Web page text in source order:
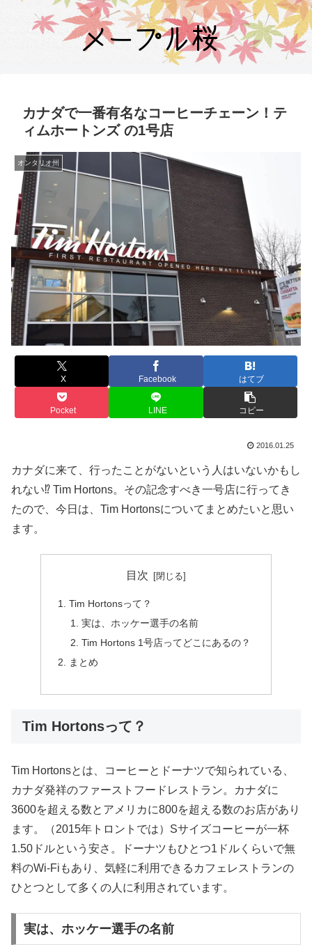
カナダで一番有名なコーヒーチェーン！テ
ィムホートンズ の1号店
オンタリオ州
X Facebook はてブ
Pocket LINE コピー
2016.01.25
カナダに来て、行ったことがないという人はいないかもし
れない⁉ Tim Hortons。その記念すべき一号店に行ってき
たので、今日は、Tim Hortonsについてまとめたいと思い
ます。
目次
Tim Hortonsって？
実は、ホッケー選手の名前
Tim Hortons 1号店ってどこにあるの？
まとめ
Tim Hortonsって？
Tim Hortonsとは、コーヒーとドーナツで知られている、
カナダ発祥のファーストフードレストラン。カナダに
3600を超える数とアメリカに800を超える数のお店があり
ます。（2015年トロントでは）Sサイズコーヒーが一杯
1.50ドルという安さ。ドーナツもひとつ1ドルくらいで無
料のWi-Fiもあり、気軽に利用できるカフェレストランの
ひとつとして多くの人に利用されています。
実は、ホッケー選手の名前